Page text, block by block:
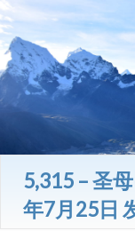
5,315 – 圣
年7月25日